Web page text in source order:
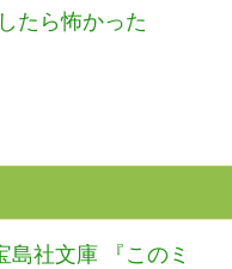
たら怖かった
島社文庫 『このミ